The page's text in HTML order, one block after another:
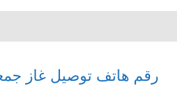
رقم هاتف توصيل غاز